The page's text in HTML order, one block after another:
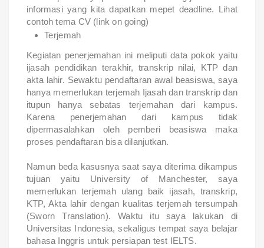
informasi yang kita dapatkan mepet deadline. Lihat
contoh tema CV (link on going)
Terjemah
Kegiatan penerjemahan ini meliputi data pokok yaitu
ijasah pendidikan terakhir, transkrip nilai, KTP dan
akta lahir. Sewaktu pendaftaran awal beasiswa, saya
hanya memerlukan terjemah Ijasah dan transkrip dan
itupun hanya sebatas terjemahan dari kampus.
Karena penerjemahan dari kampus tidak
dipermasalahkan oleh pemberi beasiswa maka
proses pendaftaran bisa dilanjutkan.
Namun beda kasusnya saat saya diterima dikampus
tujuan yaitu University of Manchester, saya
memerlukan terjemah ulang baik ijasah, transkrip,
KTP, Akta lahir dengan kualitas terjemah tersumpah
(Sworn Translation). Waktu itu saya lakukan di
Universitas Indonesia, sekaligus tempat saya belajar
bahasa Inggris untuk persiapan test IELTS.